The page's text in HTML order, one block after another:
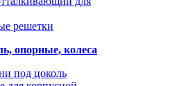
решетки
опорные, колеса
под цоколь